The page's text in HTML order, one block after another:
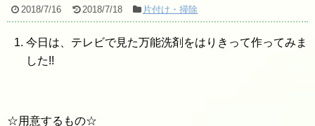
2018/7/16 2018/7/18 片付け・掃除
今日は、テレビで見た万能洗剤をはりきって作ってみま
した!!
☆用意するもの☆